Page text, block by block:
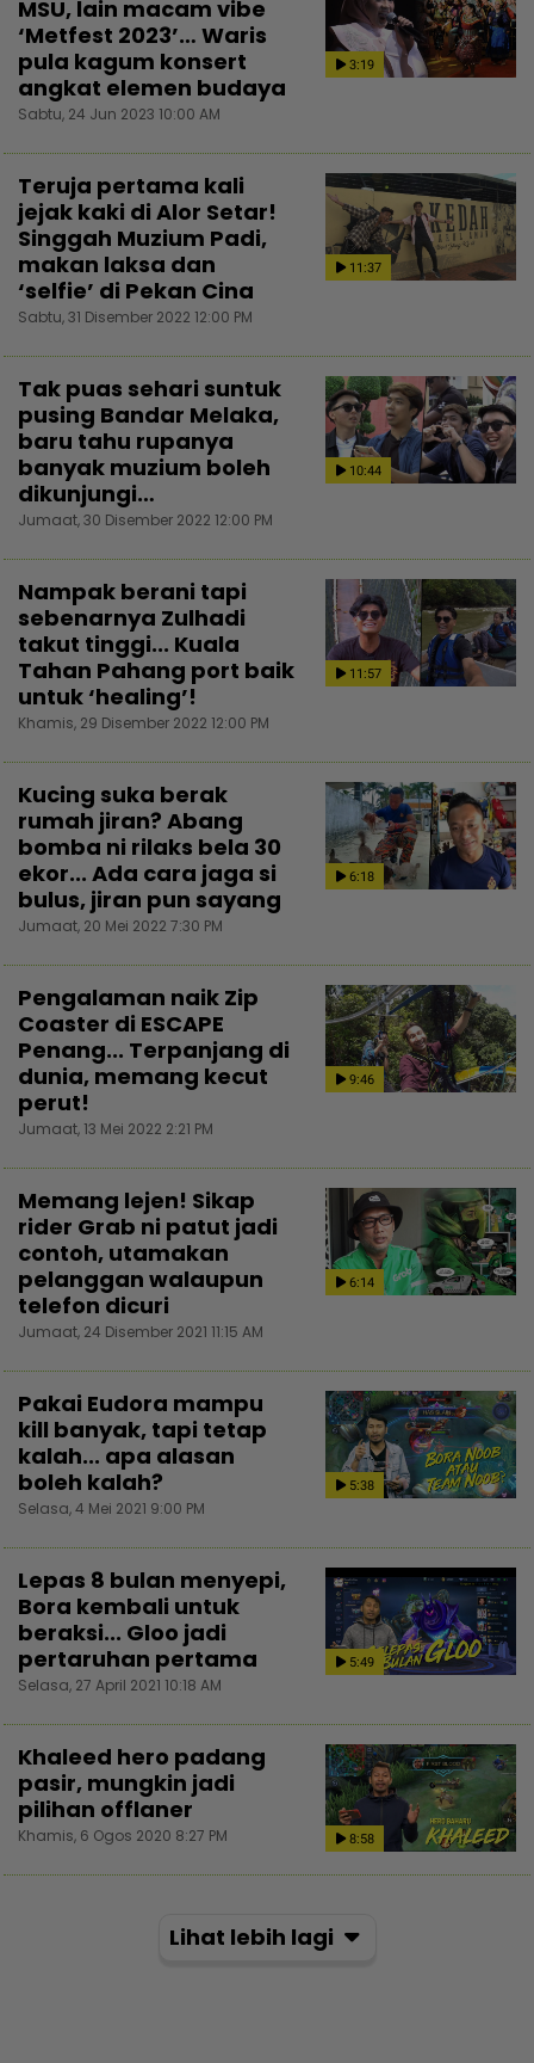
3:19
MSU, lain macam vibe
‘Metfest 2023’… Waris
pula kagum konsert
angkat elemen budaya
Sabtu, 24 Jun 2023 10:00 AM
11:37
Teruja pertama kali
jejak kaki di Alor Setar!
Singgah Muzium Padi,
makan laksa dan
‘selfie’ di Pekan Cina
Sabtu, 31 Disember 2022 12:00 PM
10:44
Tak puas sehari suntuk
pusing Bandar Melaka,
baru tahu rupanya
banyak muzium boleh
dikunjungi…
Jumaat, 30 Disember 2022 12:00 PM
11:57
Nampak berani tapi
sebenarnya Zulhadi
takut tinggi... Kuala
Tahan Pahang port baik
untuk ‘healing’!
Khamis, 29 Disember 2022 12:00 PM
6:18
Kucing suka berak
rumah jiran? Abang
bomba ni rilaks bela 30
ekor... Ada cara jaga si
bulus, jiran pun sayang
Jumaat, 20 Mei 2022 7:30 PM
9:46
Pengalaman naik Zip
Coaster di ESCAPE
Penang... Terpanjang di
dunia, memang kecut
perut!
Jumaat, 13 Mei 2022 2:21 PM
6:14
Memang lejen! Sikap
rider Grab ni patut jadi
contoh, utamakan
pelanggan walaupun
telefon dicuri
Jumaat, 24 Disember 2021 11:15 AM
5:38
Pakai Eudora mampu
kill banyak, tapi tetap
kalah... apa alasan
boleh kalah?
Selasa, 4 Mei 2021 9:00 PM
5:49
Lepas 8 bulan menyepi,
Bora kembali untuk
beraksi... Gloo jadi
pertaruhan pertama
Selasa, 27 April 2021 10:18 AM
8:58
Khaleed hero padang
pasir, mungkin jadi
pilihan offlaner
Khamis, 6 Ogos 2020 8:27 PM
Lihat lebih lagi